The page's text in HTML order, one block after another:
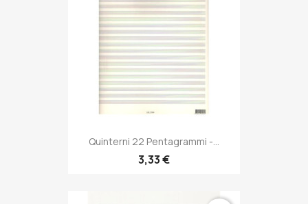
Quinterni 22 Pentagrammi -...
3,33 €